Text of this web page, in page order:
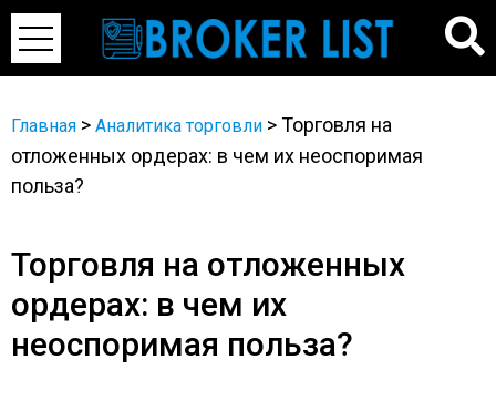
Главная > Аналитика торговли >Торговля на
отложенных ордерах: в чем их неоспоримая
польза?
Торговля на отложенных
ордерах: в чем их
неоспоримая польза?